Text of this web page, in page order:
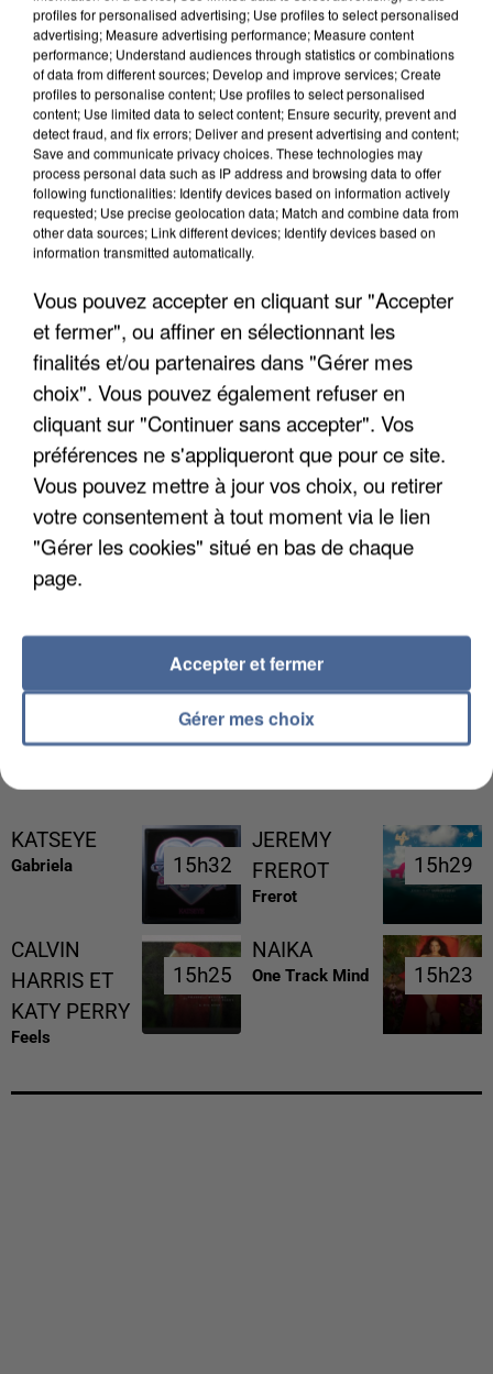
UN SECOND CADRE DE LA DZ MAFIA
INTERPELLÉ EN ALGÉRIE
UNE TOURISTE DE L’OISE EMPORTÉE PAR UNE
COULÉE DE BOUE EN HAUTE-SAVOIE
KATSEYE
Gabriela 15h32
15h32
JEREMY
FREROT
Frerot
15h29
15h29
CALVIN
HARRIS ET
KATY PERRY
Feels
15h25
15h25
NAIKA
One Track Mind 15h23
15h23
profiles for personalised advertising; Use profiles to select personalised
advertising; Measure advertising performance; Measure content
performance; Understand audiences through statistics or combinations
of data from different sources; Develop and improve services; Create
profiles to personalise content; Use profiles to select personalised
content; Use limited data to select content; Ensure security, prevent and
detect fraud, and fix errors; Deliver and present advertising and content;
Save and communicate privacy choices. These technologies may
process personal data such as IP address and browsing data to offer
following functionalities: Identify devices based on information actively
requested; Use precise geolocation data; Match and combine data from
other data sources; Link different devices; Identify devices based on
information transmitted automatically.
Vous pouvez accepter en cliquant sur "Accepter
et fermer", ou affiner en sélectionnant les
finalités et/ou partenaires dans "Gérer mes
choix". Vous pouvez également refuser en
cliquant sur "Continuer sans accepter". Vos
préférences ne s'appliqueront que pour ce site.
Vous pouvez mettre à jour vos choix, ou retirer
votre consentement à tout moment via le lien
"Gérer les cookies" situé en bas de chaque
page.
Gérer mes choix
Accepter et fermer